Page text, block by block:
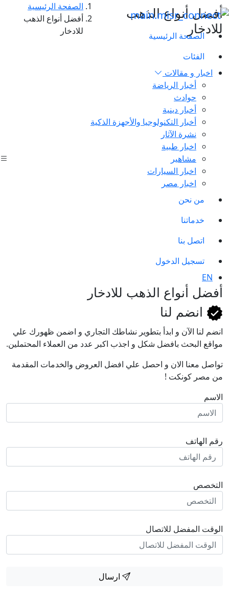
الصفحة الرئيسية
الفئات
اخبار و مقالات
أخبار الرياضة
حوادث
أخبار دينية
أخبار التكنولوجيا والأجهزة الذكية
نشرة الآثار
اخبار طبية
مشاهير
اخبار السيارات
اخبار مصر
من نحن
خدماتنا
اتصل بنا
تسجيل الدخول
EN
أفضل أنواع الذهب
للادخار
الصفحة الرئيسية
أفضل أنواع الذهب
للادخار
أفضل أنواع الذهب للادخار
انضم لنا
انضم لنا اﻵن و ابدأ بتطوير نشاطك التجاري و اضمن ظهورك علي
مواقع البحث بافضل شكل و اجذب اكبر عدد من العملاء المحتملين.
تواصل معنا الان و احصل علي افضل العروض والخدمات المقدمة
من مصر كونكت !
الاسم
رقم الهاتف
التخصص
الوقت المفضل للاتصال
ارسال